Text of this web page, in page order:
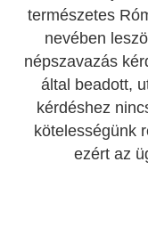
természetes
nevében
népszavazás
által beadott,
kérdéshez
kötelességünk
ezért az